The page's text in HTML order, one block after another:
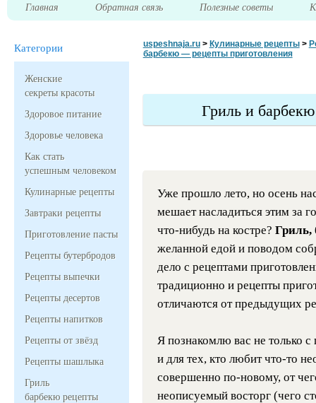
Главная Обратная связь Полезные советы
Категории
Женские
секреты красоты
Здоровое питание
Здоровье человека
Как стать
успешным человеком
Кулинарные рецепты
Завтраки рецепты
Приготовление пасты
Рецепты бутербродов
Рецепты выпечки
Рецепты десертов
Рецепты напитков
Рецепты от звёзд
Рецепты шашлыка
Гриль
барбекю рецепты
uspeshnaja.ru> Кулинарные рецепты>
барбекю — рецепты приготовления
Гриль и
Уже прошло лето, но осень
мешает насладиться этим за
что-нибудьна костре?
желанной едой и поводом
дело с рецептами
традиционно и рецепты
отличаются от предыдущих
Я познакомлю вас не только
и для тех, кто любитчто-то
совершенно по-новому, от
неописуемый восторг (чего